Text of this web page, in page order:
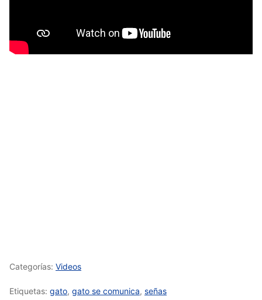
Categorías: Videos
Etiquetas: gato, gato se comunica, señas